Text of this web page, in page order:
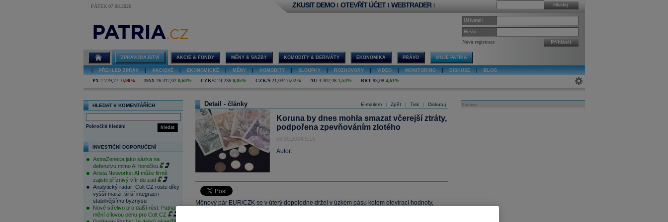
PÁTEK 07.08.2026 Hledej
ZKUSIT DEMO | OTEVŘÍT ÚČET | WEBTRADER |
Uživatel:
Heslo:
Nová registrace Přihlásit
ZPRAVODAJSTVÍ AKCIE & FONDY MĚNY & SAZBY KOMODITY & DERIVÁTY EKONOMIKA PRÁVO MOJE PATRIA
PŘEHLED ZPRÁV AKCIOVÉ EKONOMICKÉ MĚNY KOMODITY SLOUPKY ROZHOVORY VIDEO MONITORING DISKUSE BLOG
PX 2 779,77 -0,90% DAX 26 317,02 0,68% CZK/€ 24,236 0,05% CZK/$ 21,034 0,02% AU 4 302,48 1,53% BRT 83,08 4,61%
HLEDAT V KOMENTÁŘÍCH
hledat
Pokročilé hledání
INVESTIČNÍ DOPORUČENÍ
AstraZeneca jako sázka na
defenzivu mimo AI horečku
Arista Networks: AI může firmě
zajistit příznivý vítr do zad
Analytický radar: Colt CZ roste díky
vyšší marži, širší integraci i
stabilnějšímu byznysu
Nové střelivo pro další růst. Patria
mění cílovou cenu pro Colt CZ
E-mailem Zpět Tisk Diskutuj
Detail - články
Koruna by dnes mohla smazat včerejší ztráty,
podpořena zpevňováním zlotého
08.09.2004 9:15
Autor:
Měnový pár EUR/CZK se v úterý dopoledne držel v úzkém pásu kolem otevírací hodnoty,
Reklama